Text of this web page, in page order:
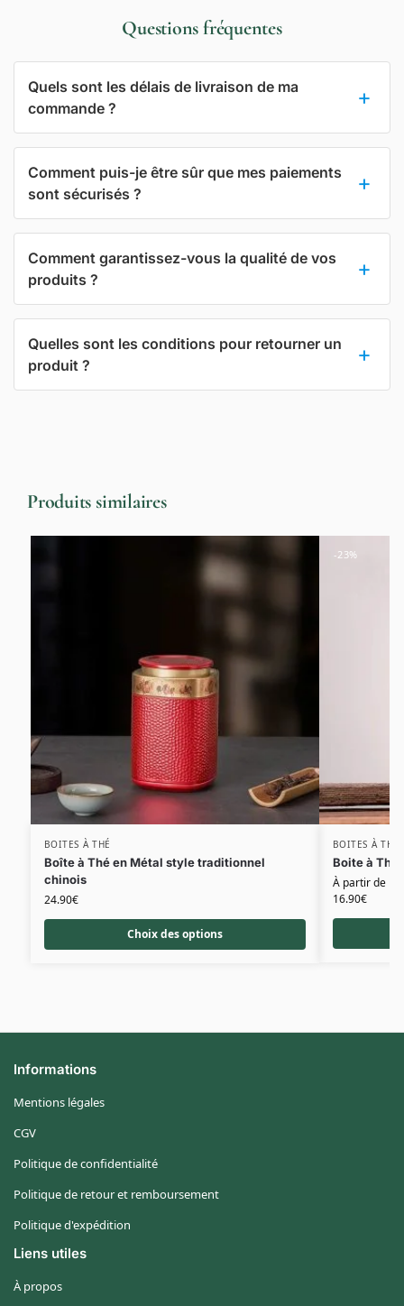
Questions fréquentes
Quels sont les délais de livraison de ma
commande ?
Comment puis-je être sûr que mes paiements
sont sécurisés ?
Comment garantissez-vous la qualité de vos
produits ?
Quelles sont les conditions pour retourner un
produit ?
Produits similaires
BOITES À THÉ
Boîte à Thé en Métal style traditionnel
chinois
24.90€
Choix des options
-23%
BOITES À THÉ
Boite à Thé
À partir de
16.90€
Informations
Mentions légales
CGV
Politique de confidentialité
Politique de retour et remboursement
Politique d'expédition
Liens utiles
À propos